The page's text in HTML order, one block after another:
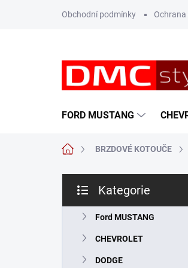
Obchodní podmínky
FORD MUSTANG
Domů BRZDOVÉ KOTOUČE
s
kategorie
Kategorie
Ford MUSTANG
CHEVROLET
DODGE